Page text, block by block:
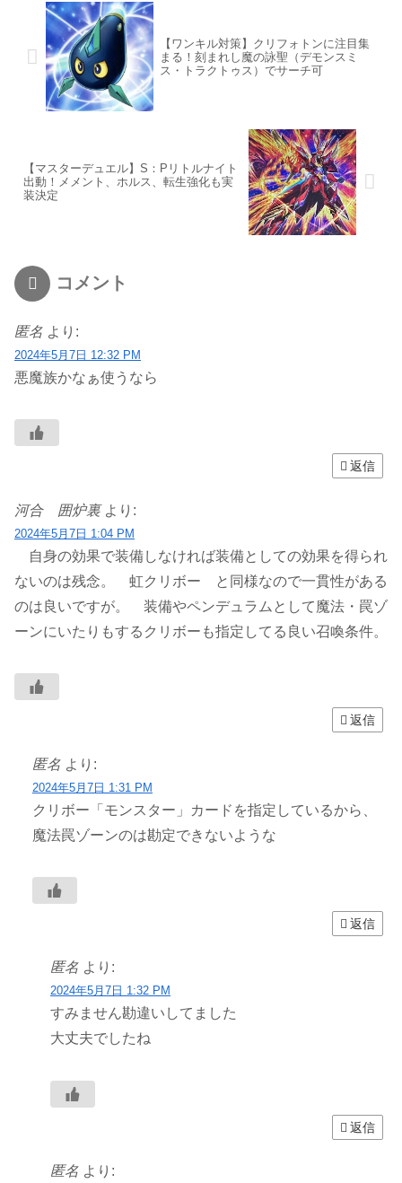
【ワンキル対策】クリフォトンに注目集
まる！刻まれし魔の詠聖（デモンスミ
ス・トラクトゥス）でサーチ可
【マスターデュエル】S：Pリトルナイト
出動！メメント、ホルス、転生強化も実
装決定
コメント
匿名 より:
2024年5月7日 12:32 PM
悪魔族かなぁ使うなら
返信
河合 囲炉裏 より:
2024年5月7日 1:04 PM
自身の効果で装備しなければ装備としての効果を得られ
ないのは残念。 虹クリボー と同様なので一貫性がある
のは良いですが。 装備やペンデュラムとして魔法・罠ゾ
ーンにいたりもするクリボーも指定してる良い召喚条件。
返信
匿名 より:
2024年5月7日 1:31 PM
クリボー「モンスター」カードを指定しているから、
魔法罠ゾーンのは勘定できないような
返信
匿名 より:
2024年5月7日 1:32 PM
すみません勘違いしてました
大丈夫でしたね
返信
匿名 より: